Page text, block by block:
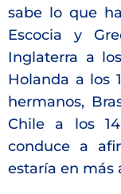
sabe lo que
Escocia y
Inglaterra a
Holanda a los
hermanos,
Chile a los
conduce a
estaría en más